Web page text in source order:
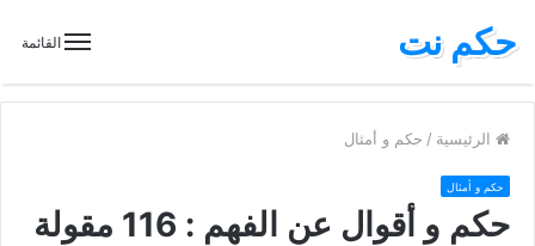
القائمة حكم نت
الرئيسية / حكم و أمثال
حكم و أمثال
حكم و أقوال عن الفهم : 116 مقولة